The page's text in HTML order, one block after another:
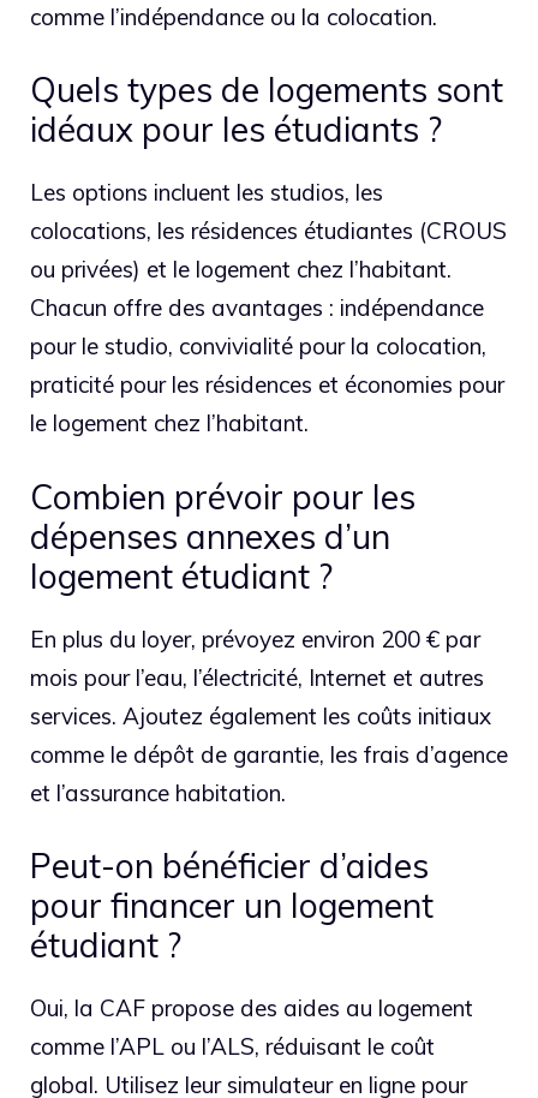
comme l’indépendance ou la colocation.
Quels types de logements sont
idéaux pour les étudiants ?
Les options incluent les studios, les
colocations, les résidences étudiantes (CROUS
ou privées) et le logement chez l’habitant.
Chacun offre des avantages : indépendance
pour le studio, convivialité pour la colocation,
praticité pour les résidences et économies pour
le logement chez l’habitant.
Combien prévoir pour les
dépenses annexes d’un
logement étudiant ?
En plus du loyer, prévoyez environ 200 € par
mois pour l’eau, l’électricité, Internet et autres
services. Ajoutez également les coûts initiaux
comme le dépôt de garantie, les frais d’agence
et l’assurance habitation.
Peut-on bénéficier d’aides
pour financer un logement
étudiant ?
Oui, la CAF propose des aides au logement
comme l’APL ou l’ALS, réduisant le coût
global. Utilisez leur simulateur en ligne pour